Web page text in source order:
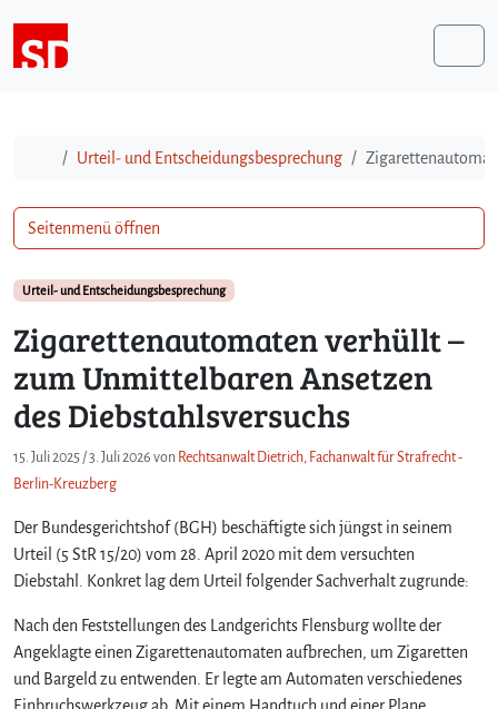
StartUrteil- und Entscheidungsbesprechung
Urteil- und Entscheidungsbesprechung
Zigarettenautomaten verhüllt –
zum Unmittelbaren Ansetzen
des Diebstahlsversuchs
15. Juli 2025 /3. Juli 2026 von Rechtsanwalt Dietrich, Fachanwalt für Strafrecht -
Berlin-Kreuzberg
Der Bundesgerichtshof (BGH) beschäftigte sich jüngst in seinem
Urteil (5 StR 15/20) vom 28. April 2020 mit dem versuchten
Diebstahl. Konkret lag dem Urteil folgender Sachverhalt zugrunde:
Nach den Feststellungen des Landgerichts Flensburg wollte der
Angeklagte einen Zigarettenautomaten aufbrechen, um Zigaretten
und Bargeld zu entwenden. Er legte am Automaten verschiedenes
Seitenmenü öffnen